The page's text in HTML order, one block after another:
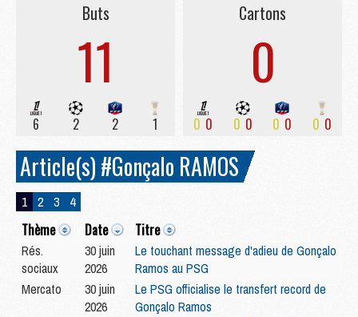
Buts
11
6 2 2 1
Cartons
0
0 0 0 0 0 0 0 0
Article(s) #Gonçalo RAMOS
1 2 3 4
Thème Date Titre
Rés.
sociaux
30 juin
2026
Le touchant message d'adieu de Gonçalo
Ramos au PSG
Mercato
30 juin
2026
Le PSG officialise le transfert record de
Gonçalo Ramos